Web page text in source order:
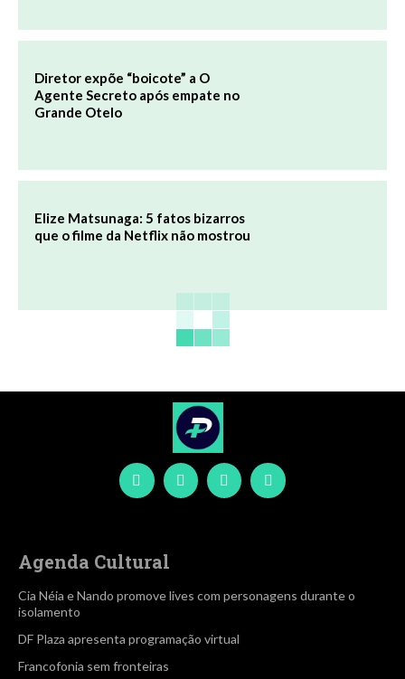
Diretor expõe “boicote” a O
Agente Secreto após empate no
Grande Otelo
Elize Matsunaga: 5 fatos bizarros
que o filme da Netflix não mostrou
Agenda Cultural
Cia Néia e Nando promove lives com personagens durante o
isolamento
DF Plaza apresenta programação virtual
Francofonia sem fronteiras